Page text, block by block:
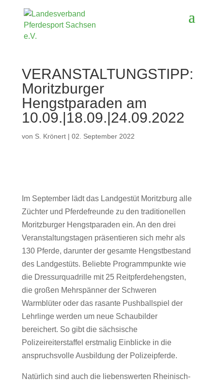
VERANSTALTUNGSTIPP:
Moritzburger
Hengstparaden am
10.09.|18.09.|24.09.2022
von S. Krönert| 02. September 2022
Im September lädt das Landgestüt Moritzburg alle
Züchter und Pferdefreunde zu den traditionellen
Moritzburger Hengstparaden ein. An den drei
Veranstaltungstagen präsentieren sich mehr als
130 Pferde, darunter der gesamte Hengstbestand
des Landgestüts. Beliebte Programmpunkte wie
die Dressurquadrille mit 25 Reitpferdehengsten,
die großen Mehrspänner der Schweren
Warmblüter oder das rasante Pushballspiel der
Lehrlinge werden um neue Schaubilder
bereichert. So gibt die sächsische
Polizeireiterstaffel erstmalig Einblicke in die
anspruchsvolle Ausbildung der Polizeipferde.
Natürlich sind auch die liebenswerten Rheinisch-